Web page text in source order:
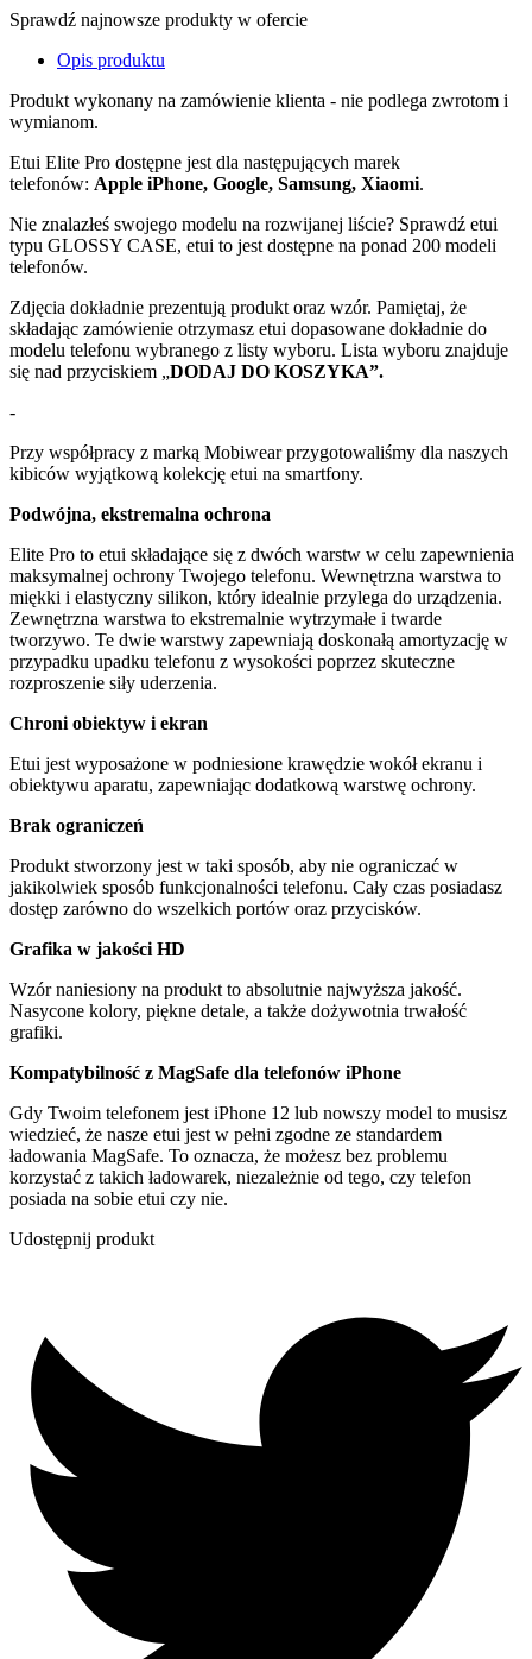
Sprawdź najnowsze produkty w ofercie
Opis produktu
Produkt wykonany na zamówienie klienta - nie podlega zwrotom i
wymianom.
Etui Elite Pro dostępne jest dla następujących marek
telefonów: Apple iPhone, Google, Samsung, Xiaomi.
Nie znalazłeś swojego modelu na rozwijanej liście? Sprawdź etui
typu GLOSSY CASE, etui to jest dostępne na ponad 200 modeli
telefonów.
Zdjęcia dokładnie prezentują produkt oraz wzór. Pamiętaj, że
składając zamówienie otrzymasz etui dopasowane dokładnie do
modelu telefonu wybranego z listy wyboru. Lista wyboru znajduje
się nad przyciskiem „DODAJ DO KOSZYKA”.
-
Przy współpracy z marką Mobiwear przygotowaliśmy dla naszych
kibiców wyjątkową kolekcję etui na smartfony.
Podwójna, ekstremalna ochrona
Elite Pro to etui składające się z dwóch warstw w celu zapewnienia
maksymalnej ochrony Twojego telefonu. Wewnętrzna warstwa to
miękki i elastyczny silikon, który idealnie przylega do urządzenia.
Zewnętrzna warstwa to ekstremalnie wytrzymałe i twarde
tworzywo. Te dwie warstwy zapewniają doskonałą amortyzację w
przypadku upadku telefonu z wysokości poprzez skuteczne
rozproszenie siły uderzenia.
Chroni obiektyw i ekran
Etui jest wyposażone w podniesione krawędzie wokół ekranu i
obiektywu aparatu, zapewniając dodatkową warstwę ochrony.
Brak ograniczeń
Produkt stworzony jest w taki sposób, aby nie ograniczać w
jakikolwiek sposób funkcjonalności telefonu. Cały czas posiadasz
dostęp zarówno do wszelkich portów oraz przycisków.
Grafika w jakości HD
Wzór naniesiony na produkt to absolutnie najwyższa jakość.
Nasycone kolory, piękne detale, a także dożywotnia trwałość
grafiki.
Kompatybilność z MagSafe dla telefonów iPhone
Gdy Twoim telefonem jest iPhone 12 lub nowszy model to musisz
wiedzieć, że nasze etui jest w pełni zgodne ze standardem
ładowania MagSafe. To oznacza, że możesz bez problemu
korzystać z takich ładowarek, niezależnie od tego, czy telefon
posiada na sobie etui czy nie.
Udostępnij produkt